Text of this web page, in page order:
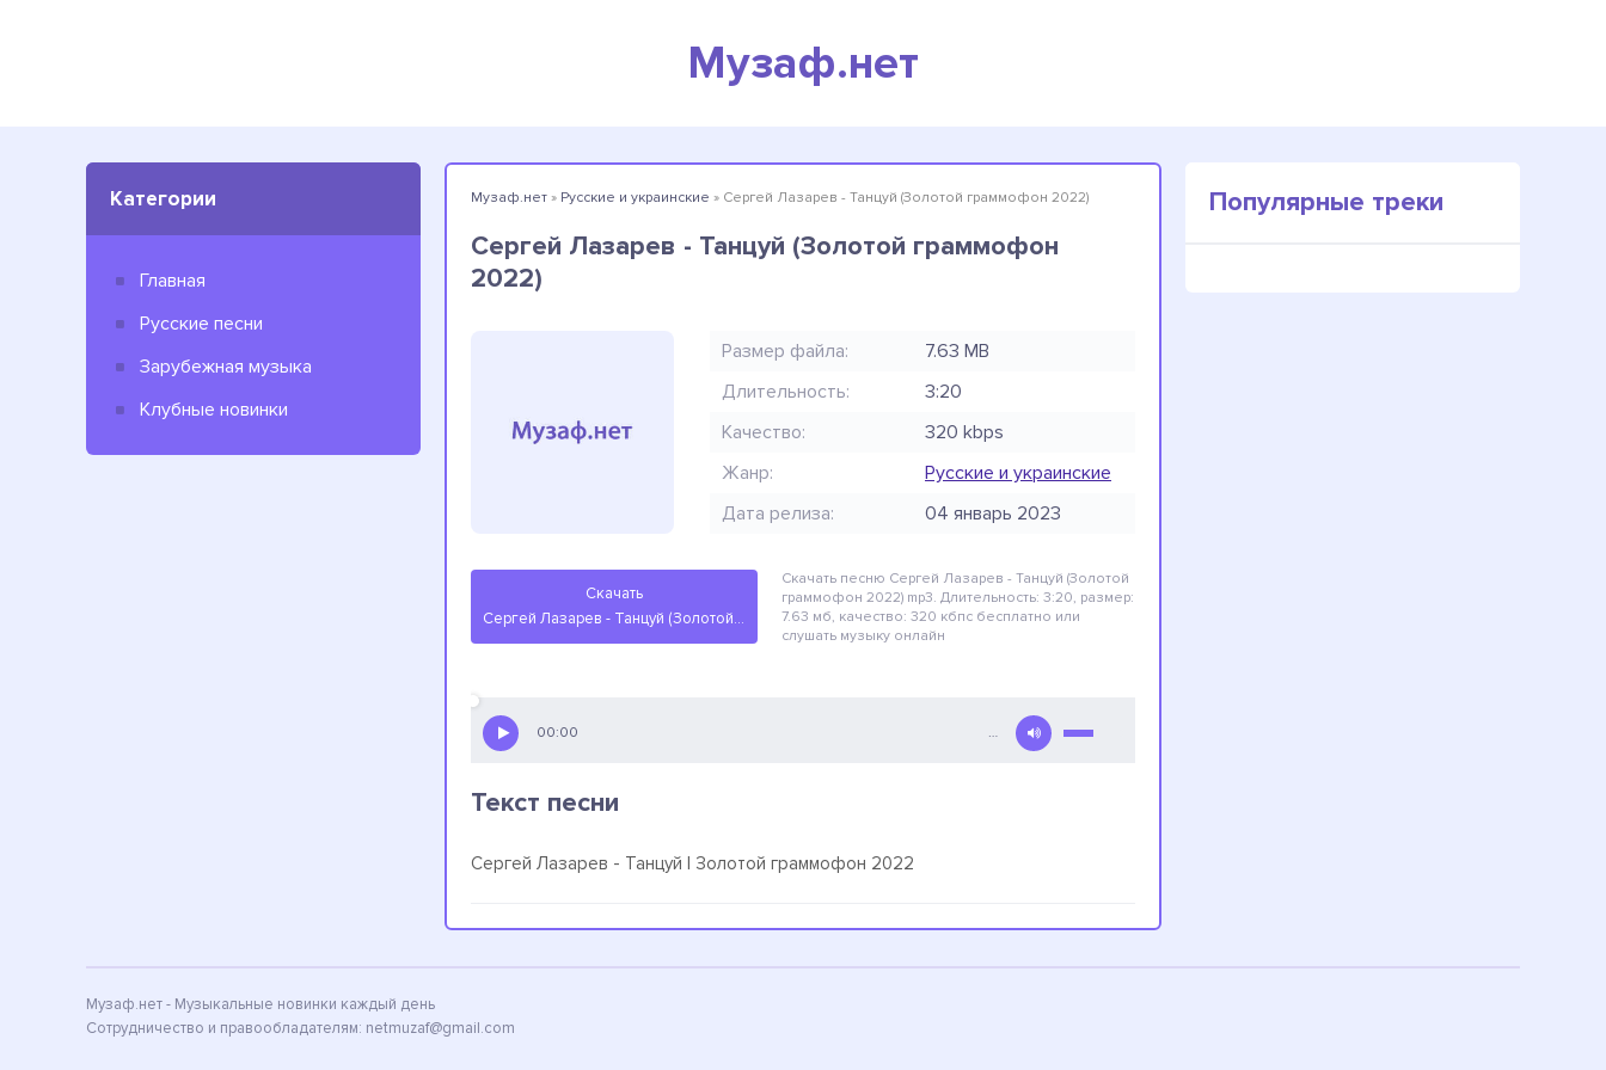
Музаф.нет
Категории
Главная
Русские песни
Зарубежная музыка
Клубные новинки
Музаф.нет » Русские и украинские » Сергей Лазарев - Танцуй (Золотой граммофон 2022)
Сергей Лазарев - Танцуй (Золотой граммофон
2022)
Размер файла:
7.63 MB
Длительность:
3:20
Качество:
320 kbps
Жанр:
Русские и украинские
Дата релиза:
04 январь 2023
Скачать
Сергей Лазарев - Танцуй (Золотой граммофон 2022)
Скачать песню Сергей Лазарев - Танцуй (Золотой
граммофон 2022) mp3. Длительность: 3:20, размер:
7.63 мб, качество: 320 кбпс бесплатно или
слушать музыку онлайн
00:00 …
Текст песни
Сергей Лазарев - Танцуй | Золотой граммофон 2022
Популярные треки
Музаф.нет - Музыкальные новинки каждый день
Сотрудничество и правообладателям: netmuzaf@gmail.com